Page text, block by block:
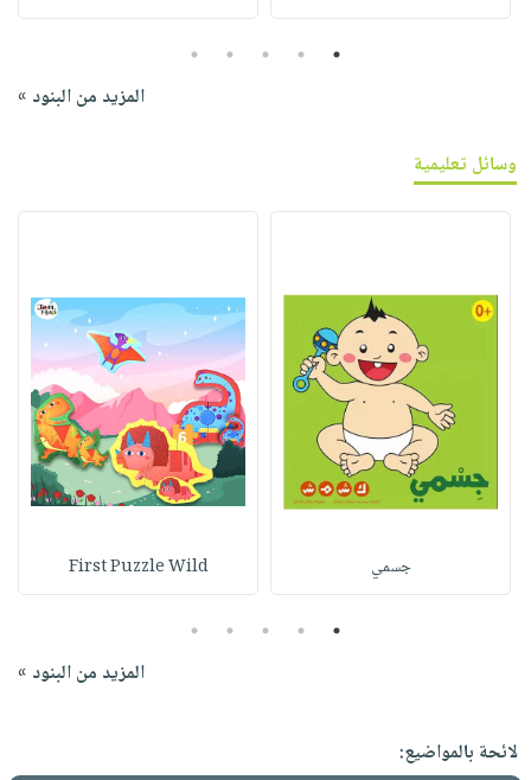
1
2
3
4
5
المزيد من البنود »
وسائل تعليمية
جسمي First Puzzle Wild
1
2
3
4
5
المزيد من البنود »
لائحة بالمواضيع: